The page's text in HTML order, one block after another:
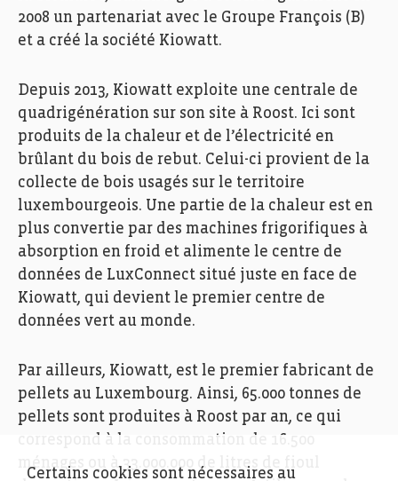
2008 un partenariat avec le Groupe François (B)
et a créé la société Kiowatt.
Depuis 2013, Kiowatt exploite une centrale de
quadrigénération sur son site à Roost. Ici sont
produits de la chaleur et de l’électricité en
brûlant du bois de rebut. Celui-ci provient de la
collecte de bois usagés sur le territoire
luxembourgeois. Une partie de la chaleur est en
plus convertie par des machines frigorifiques à
absorption en froid et alimente le centre de
données de LuxConnect situé juste en face de
Kiowatt, qui devient le premier centre de
données vert au monde.
Par ailleurs, Kiowatt, est le premier fabricant de
pellets au Luxembourg. Ainsi, 65.000 tonnes de
pellets sont produites à Roost par an, ce qui
correspond à la consommation de 16.500
ménages ou à 33.000.000 de litres de fioul
Certains cookies sont nécessaires au